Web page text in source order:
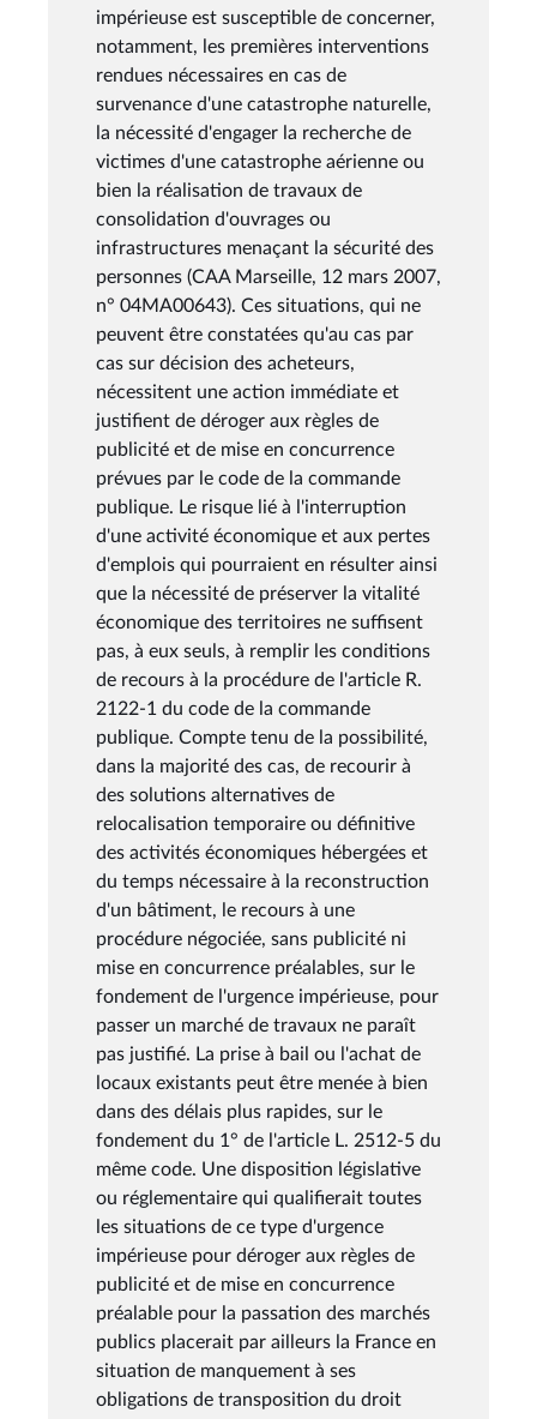
impérieuse est susceptible de concerner,
notamment, les premières interventions
rendues nécessaires en cas de
survenance d'une catastrophe naturelle,
la nécessité d'engager la recherche de
victimes d'une catastrophe aérienne ou
bien la réalisation de travaux de
consolidation d'ouvrages ou
infrastructures menaçant la sécurité des
personnes (CAA Marseille, 12 mars 2007,
n° 04MA00643). Ces situations, qui ne
peuvent être constatées qu'au cas par
cas sur décision des acheteurs,
nécessitent une action immédiate et
justifient de déroger aux règles de
publicité et de mise en concurrence
prévues par le code de la commande
publique. Le risque lié à l'interruption
d'une activité économique et aux pertes
d'emplois qui pourraient en résulter ainsi
que la nécessité de préserver la vitalité
économique des territoires ne suffisent
pas, à eux seuls, à remplir les conditions
de recours à la procédure de l'article R.
2122-1 du code de la commande
publique. Compte tenu de la possibilité,
dans la majorité des cas, de recourir à
des solutions alternatives de
relocalisation temporaire ou définitive
des activités économiques hébergées et
du temps nécessaire à la reconstruction
d'un bâtiment, le recours à une
procédure négociée, sans publicité ni
mise en concurrence préalables, sur le
fondement de l'urgence impérieuse, pour
passer un marché de travaux ne paraît
pas justifié. La prise à bail ou l'achat de
locaux existants peut être menée à bien
dans des délais plus rapides, sur le
fondement du 1° de l'article L. 2512-5 du
même code. Une disposition législative
ou réglementaire qui qualifierait toutes
les situations de ce type d'urgence
impérieuse pour déroger aux règles de
publicité et de mise en concurrence
préalable pour la passation des marchés
publics placerait par ailleurs la France en
situation de manquement à ses
obligations de transposition du droit